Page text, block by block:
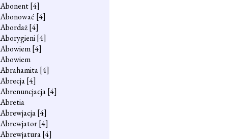
Abonent[4]
Abonować [4]
Abordaż[4]
Aborygieni[4]
Abowiem[4]
Abowiem
Abrahamita[4]
Abrecja[4]
Abrenuncjacja[4]
Abretia
Abrewjacja[4]
Abrewjator[4]
Abrewjatura[4]